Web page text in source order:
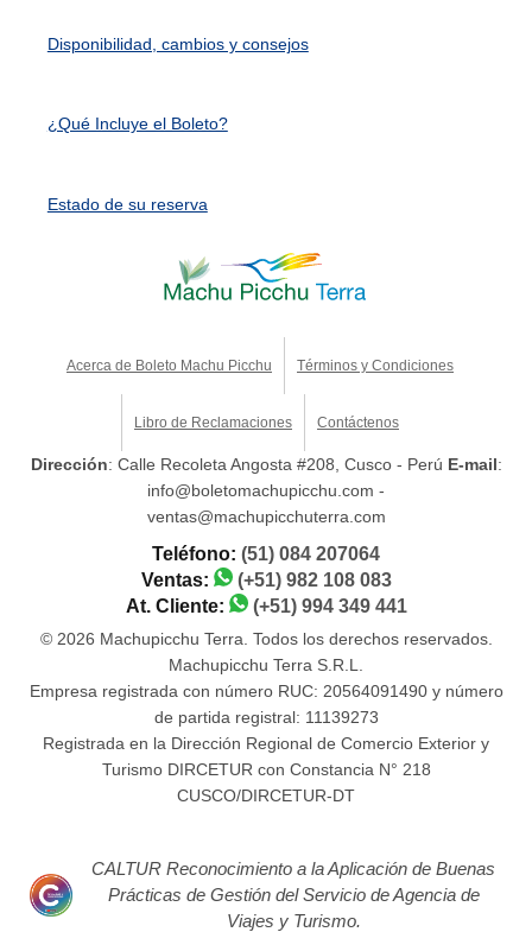
Disponibilidad, cambios y consejos
¿Qué Incluye el Boleto?
Estado de su reserva
Acerca de Boleto Machu Picchu Términos y Condiciones
Libro de Reclamaciones Contáctenos
Dirección: Calle Recoleta Angosta #208, Cusco - Perú E-mail:
info@boletomachupicchu.com -
ventas@machupicchuterra.com
Teléfono: (51) 084 207064
Ventas:
(+51) 982 108 083
At. Cliente:
(+51) 994 349 441
© 2026 Machupicchu Terra. Todos los derechos reservados.
Machupicchu Terra S.R.L.
Empresa registrada con número RUC: 20564091490 y número
de partida registral: 11139273
Registrada en la Dirección Regional de Comercio Exterior y
Turismo DIRCETUR con Constancia N° 218
CUSCO/DIRCETUR-DT
CALTUR Reconocimiento a la Aplicación de Buenas
Prácticas de Gestión del Servicio de Agencia de
Viajes y Turismo.